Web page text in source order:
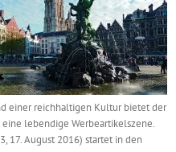
einer reichhaltigen Kultur bietet der
lebendige Werbeartikelszene.
17. August 2016) startet in den